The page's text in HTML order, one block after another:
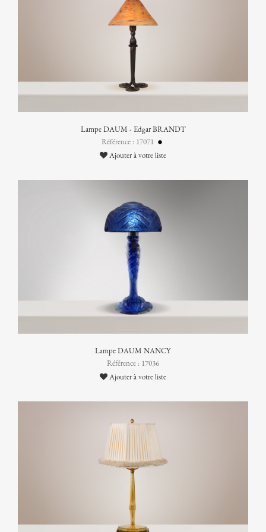
Lampe DAUM - Edgar BRANDT
Référence : 17071
Ajouter à votre liste
Lampe DAUM NANCY
Référence : 17036
Ajouter à votre liste